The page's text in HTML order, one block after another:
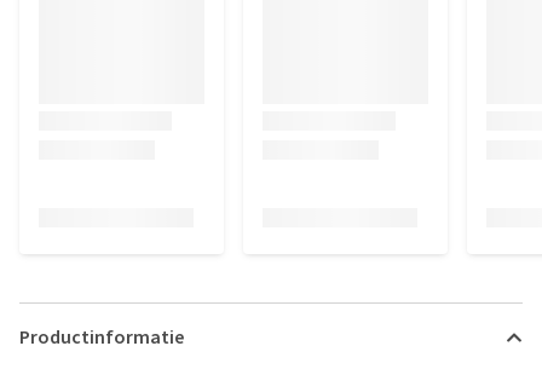
Productinformatie